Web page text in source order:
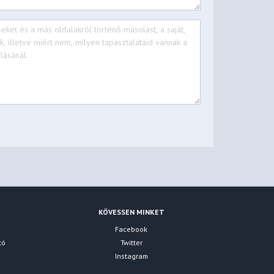
KÖVESSEN MINKET
Facebook
Twitter
Instagram